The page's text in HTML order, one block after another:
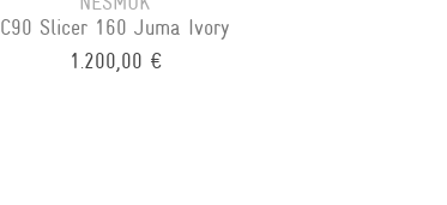
C90 Slicer 160 Juma Ivory
1.200,00 €